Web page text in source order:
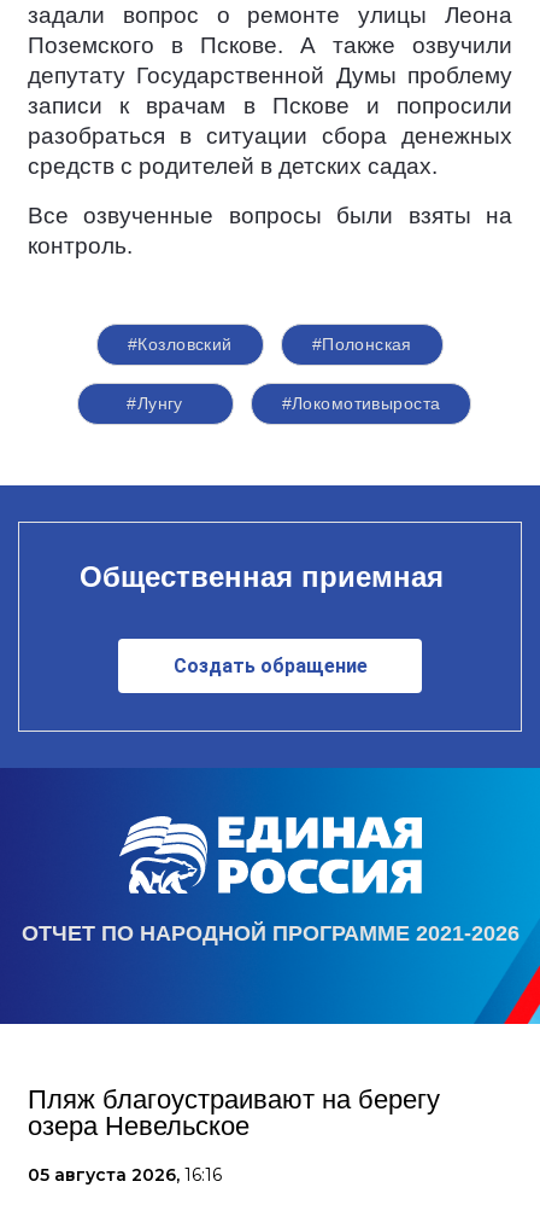
задали вопрос о ремонте улицы Леона
Поземского в Пскове. А также озвучили
депутату Государственной Думы проблему
записи к врачам в Пскове и попросили
разобраться в ситуации сбора денежных
средств с родителей в детских садах.
Все озвученные вопросы были взяты на
контроль.
#Козловский #Полонская
#Лунгу #Локомотивыроста
Общественная приемная
Создать обращение
ОТЧЕТ ПО НАРОДНОЙ ПРОГРАММЕ 2021-2026
Пляж благоустраивают на берегу
озера Невельское
05 августа 2026, 16:16